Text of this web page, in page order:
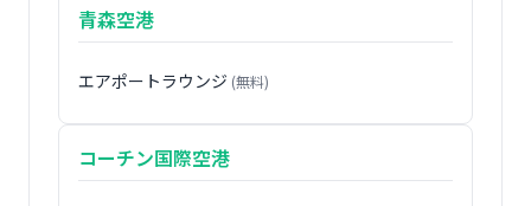
青森空港
エアポートラウンジ (無料)
コーチン国際空港